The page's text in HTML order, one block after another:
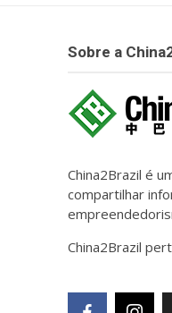
Sobre a
China2Brazil é
compartilhar
China2Brazil